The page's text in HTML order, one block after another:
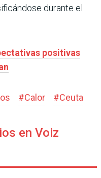
durante el
positivas
#Calor #Ceuta
en Voiz